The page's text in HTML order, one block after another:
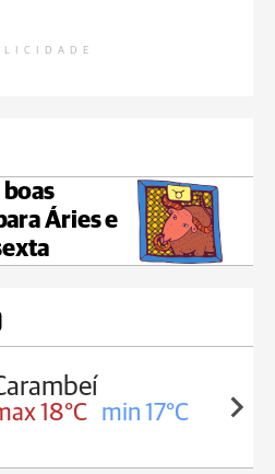
Áries e
Jaguariaíva
max 19°C min 18°C